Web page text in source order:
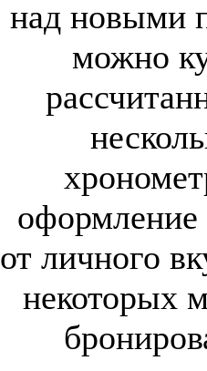
над новыми
можно
оформление
от личного
некоторых